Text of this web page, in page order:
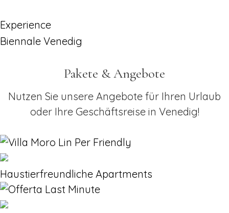
Experience
Biennale Venedig
Pakete & Angebote
Nutzen Sie unsere Angebote für Ihren Urlaub
oder Ihre Geschäftsreise in Venedig!
Paket
Haustierfreundliche Apartments